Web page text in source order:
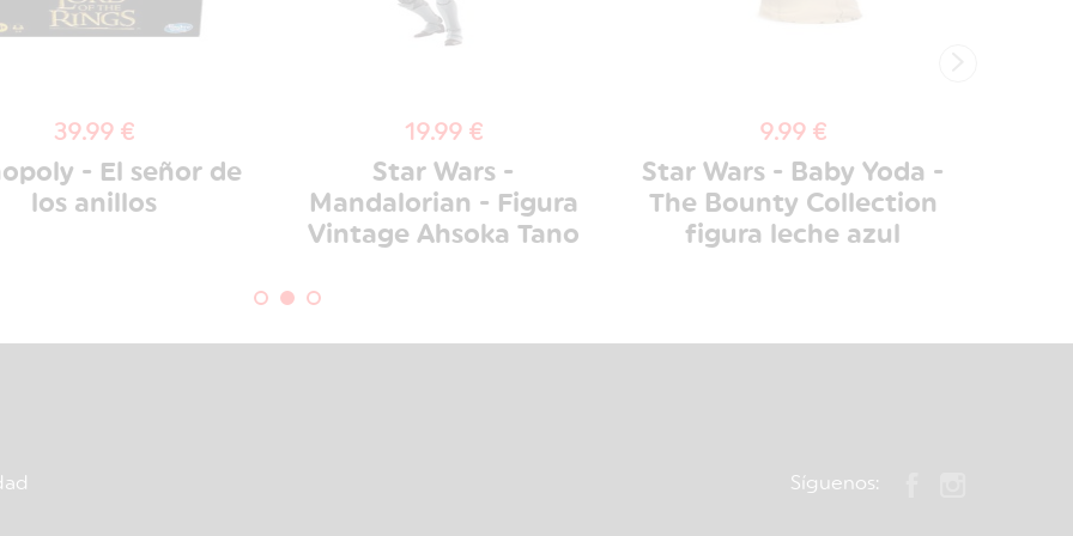
39.99 €
- El señor de
los anillos
19.99 €
Star Wars -
Mandalorian - Figura
Vintage Ahsoka Tano
9.99 €
Star Wars - Baby Yoda -
The Bounty Collection
figura leche azul
Síguenos: